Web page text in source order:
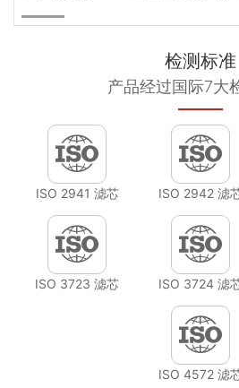
检测标准
产品经过国际7大
ISO 2941 滤芯 ISO 2942 滤
ISO 3723 滤芯 ISO 3724 滤
ISO 4572 滤